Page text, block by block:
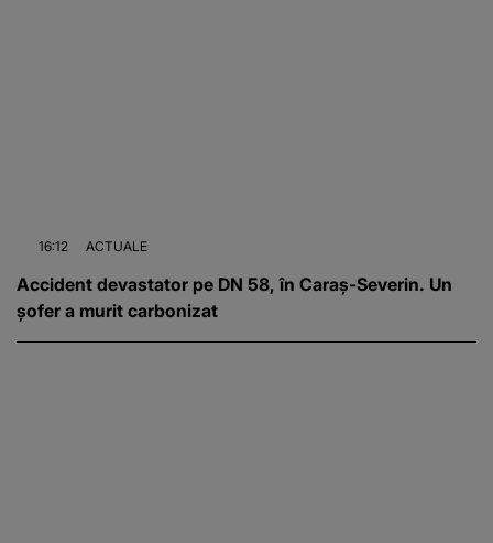
16:12 ACTUALE
Accident devastator pe DN 58, în Caraș-Severin. Un
șofer a murit carbonizat